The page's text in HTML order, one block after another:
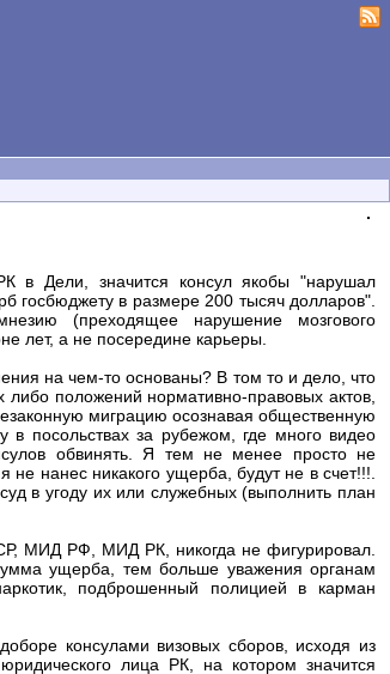
в Дели, значится консул якобы "нарушал
госбюджету в размере 200 тысяч долларов".
(преходящее нарушение мозгового
лет, а не посередине карьеры.
на чем-то основаны? В том то и дело, что
положений нормативно-правовых актов,
миграцию осознавая общественную
в посольствах за рубежом, где много видео
обвинять. Я тем не менее просто не
нанес никакого ущерба, будут не в счет!!!.
в угоду их или служебных (выполнить план
МИД РФ, МИД РК, никогда не фигурировал.
ущерба, тем больше уважения органам
подброшенный полицией в карман
консулами визовых сборов, исходя из
лица РК, на котором значится